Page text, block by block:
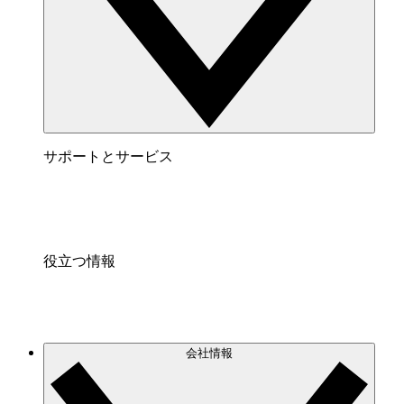
サポートとサービス
役立つ情報
会社情報